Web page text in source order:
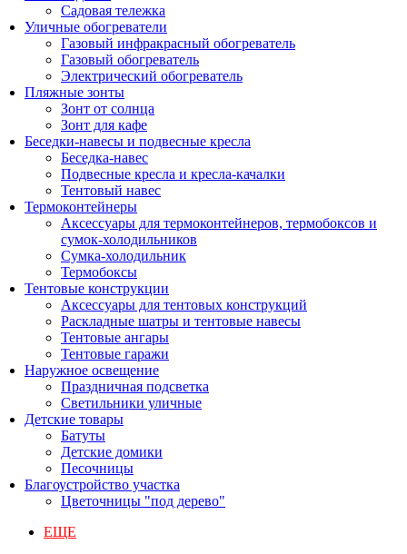
Садовая тележка
Уличные обогреватели
Газовый инфракрасный обогреватель
Газовый обогреватель
Электрический обогреватель
Пляжные зонты
Зонт от солнца
Зонт для кафе
Беседки-навесы и подвесные кресла
Беседка-навес
Подвесные кресла и кресла-качалки
Тентовый навес
Термоконтейнеры
Аксессуары для термоконтейнеров, термобоксов и
сумок-холодильников
Сумка-холодильник
Термобоксы
Тентовые конструкции
Аксессуары для тентовых конструкций
Раскладные шатры и тентовые навесы
Тентовые ангары
Тентовые гаражи
Наружное освещение
Праздничная подсветка
Светильники уличные
Детские товары
Батуты
Детские домики
Песочницы
Благоустройство участка
Цветочницы "под дерево"
ЕЩЕ